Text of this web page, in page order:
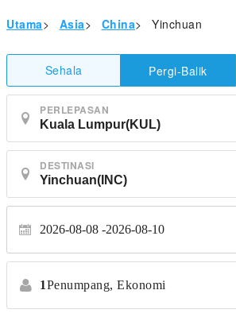
Utama> Asia> China> Yinchuan
Sehala Pergi-Balik
PERLEPASAN
DESTINASI
2026-08-08 2026-08-10
1Penumpang, Ekonomi